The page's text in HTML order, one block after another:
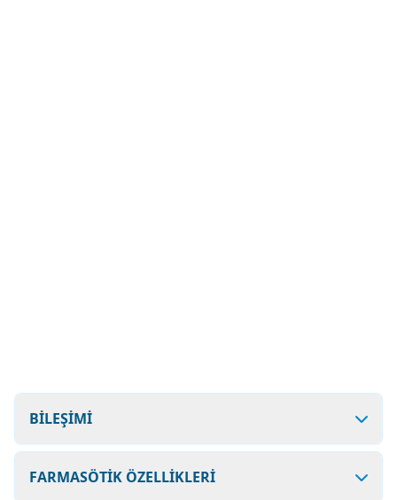
BİLEŞİMİ
FARMASÖTİK ÖZELLİKLERİ